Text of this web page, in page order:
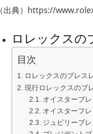
（出典）https://
ロレックスの
目次
ロレックスのブレス
現行ロレックスのブ
オイスターブレ
オイスターフ
ジュビリーブレ